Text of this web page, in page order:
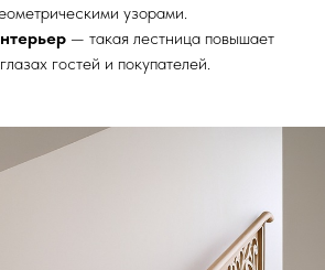
узорами.
— такая лестница повышает
гостей и покупателей.